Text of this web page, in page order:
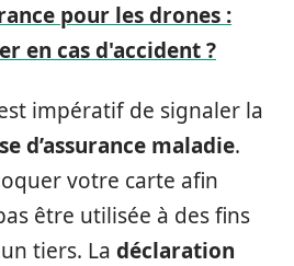
pour les drones :
en cas d'accident ?
impératif de signaler la
d’assurance maladie.
votre carte afin
être utilisée à des fins
tiers. La déclaration